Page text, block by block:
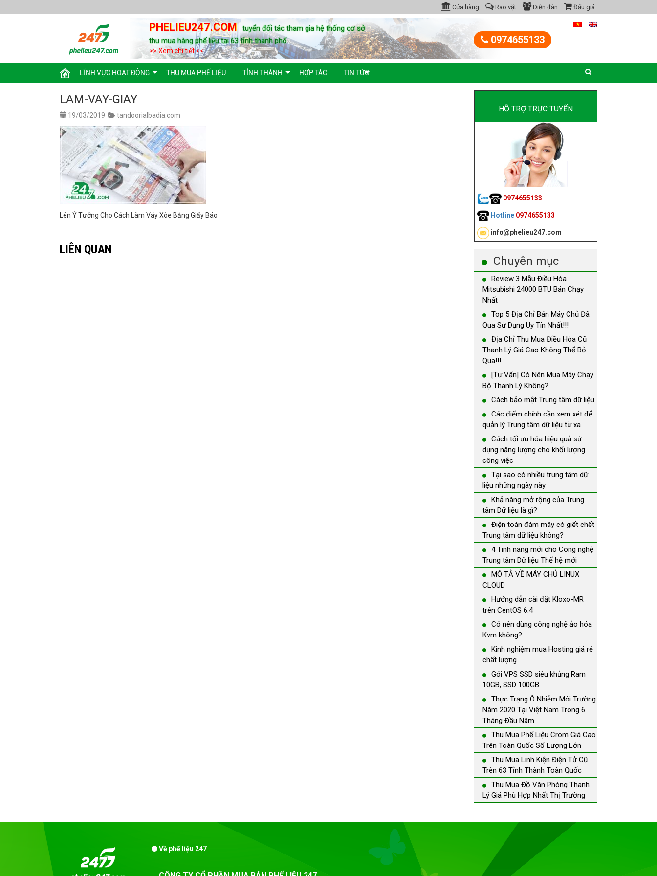
Cửa hàng Rao vặt Diễn đàn Đấu giá
PHELIEU247.COM
tuyển đối tác tham gia hệ thống cơ sở
thu mua hàng phế liệu tại 63 tỉnh thành phố
>> Xem chi tiết <<
0974655133
LĨNH VỰC HOẠT ĐỘNG THU MUA PHẾ LIỆU TỈNH THÀNH HỢP TÁC TIN TỨC
LAM-VAY-GIAY
19/03/2019 tandoorialbadia.com
Lên Ý Tưởng Cho Cách Làm Váy Xòe Bằng Giấy Báo
LIÊN QUAN
HỖ TRỢ TRỰC TUYẾN
0974655133
Hotline 0974655133
info@phelieu247.com
Chuyên mục
Review 3 Mẫu Điều Hòa
Mitsubishi 24000 BTU Bán Chạy
Nhất
Top 5 Địa Chỉ Bán Máy Chủ Đã
Qua Sử Dụng Uy Tín Nhất!!!
Địa Chỉ Thu Mua Điều Hòa Cũ
Thanh Lý Giá Cao Không Thể Bỏ
Qua!!!
[Tư Vấn] Có Nên Mua Máy Chạy
Bộ Thanh Lý Không?
Cách bảo mật Trung tâm dữ liệu
Các điểm chính cần xem xét để
quản lý Trung tâm dữ liệu từ xa
Cách tối ưu hóa hiệu quả sử
dụng năng lượng cho khối lượng
công việc
Tại sao có nhiều trung tâm dữ
liệu những ngày này
Khả năng mở rộng của Trung
tâm Dữ liệu là gì?
Điện toán đám mây có giết chết
Trung tâm dữ liệu không?
4 Tính năng mới cho Công nghệ
Trung tâm Dữ liệu Thế hệ mới
MÔ TẢ VỀ MÁY CHỦ LINUX
CLOUD
Hướng dẫn cài đặt Kloxo-MR
trên CentOS 6.4
Có nên dùng công nghệ ảo hóa
Kvm không?
Kinh nghiệm mua Hosting giá rẻ
chất lượng
Gói VPS SSD siêu khủng Ram
10GB, SSD 100GB
Thực Trạng Ô Nhiễm Môi Trường
Năm 2020 Tại Việt Nam Trong 6
Tháng Đầu Năm
Thu Mua Phế Liệu Crom Giá Cao
Trên Toàn Quốc Số Lượng Lớn
Thu Mua Linh Kiện Điện Tử Cũ
Trên 63 Tỉnh Thành Toàn Quốc
Thu Mua Đồ Văn Phòng Thanh
Lý Giá Phù Hợp Nhất Thị Trường
Về phế liệu 247